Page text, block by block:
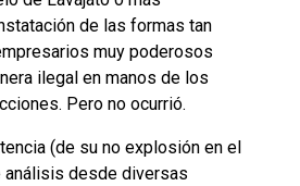
de las formas tan
muy poderosos
ilegal en manos de los
Pero no ocurrió.
(de su no explosión en el
análisis desde diversas